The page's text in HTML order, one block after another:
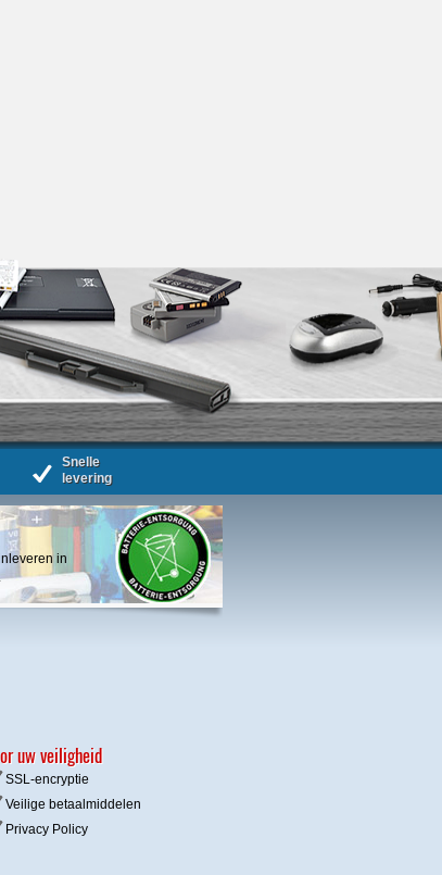
Snelle
levering
in
uw veiligheid
SSL-encryptie
Veilige betaalmiddelen
Privacy Policy